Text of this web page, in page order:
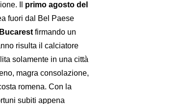
Il primo agosto del
fuori dal Bel Paese
firmando un
risulta il calciatore
solamente in una città
magra consolazione,
romena. Con la
subiti appena